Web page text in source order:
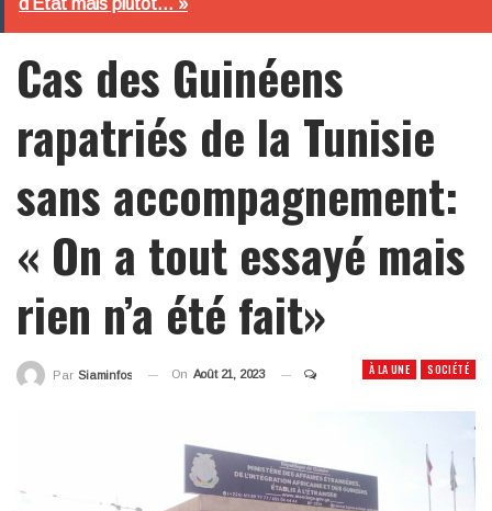
d’État mais plutôt… »
Cas des Guinéens
rapatriés de la Tunisie
sans accompagnement:
« On a tout essayé mais
rien n’a été fait»
À LA UNE SOCIÉTÉ
Par Siaminfos On Août 21, 2023